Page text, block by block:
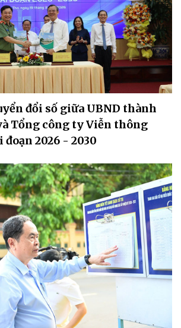
đổi số giữa UBND thành
Tổng công ty Viễn thông
2026 - 2030